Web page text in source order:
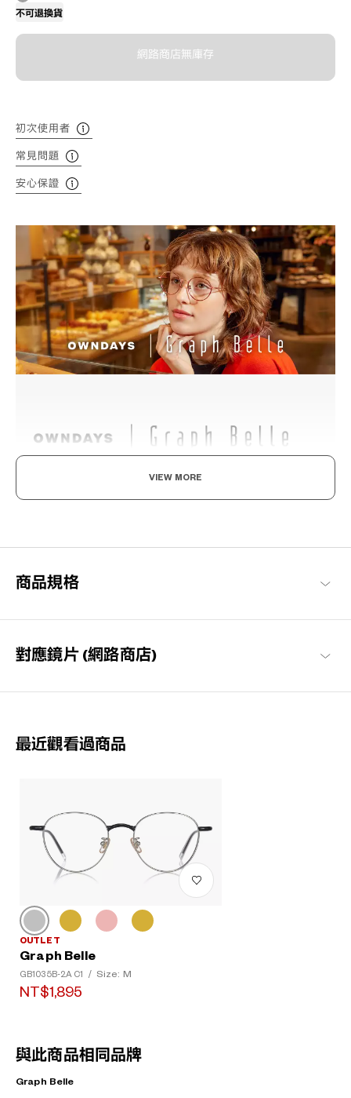
不可退換貨
網路商店無庫存
初次使用者
常見問題
安心保證
既率性，又可愛。
VIEW MORE
商品規格
對應鏡片 (網路商店)
最近觀看過商品
OUTLET
Graph Belle
GB1035B-2A C1 / Size: M
NT$1,895
與此商品相同品牌
Graph Belle